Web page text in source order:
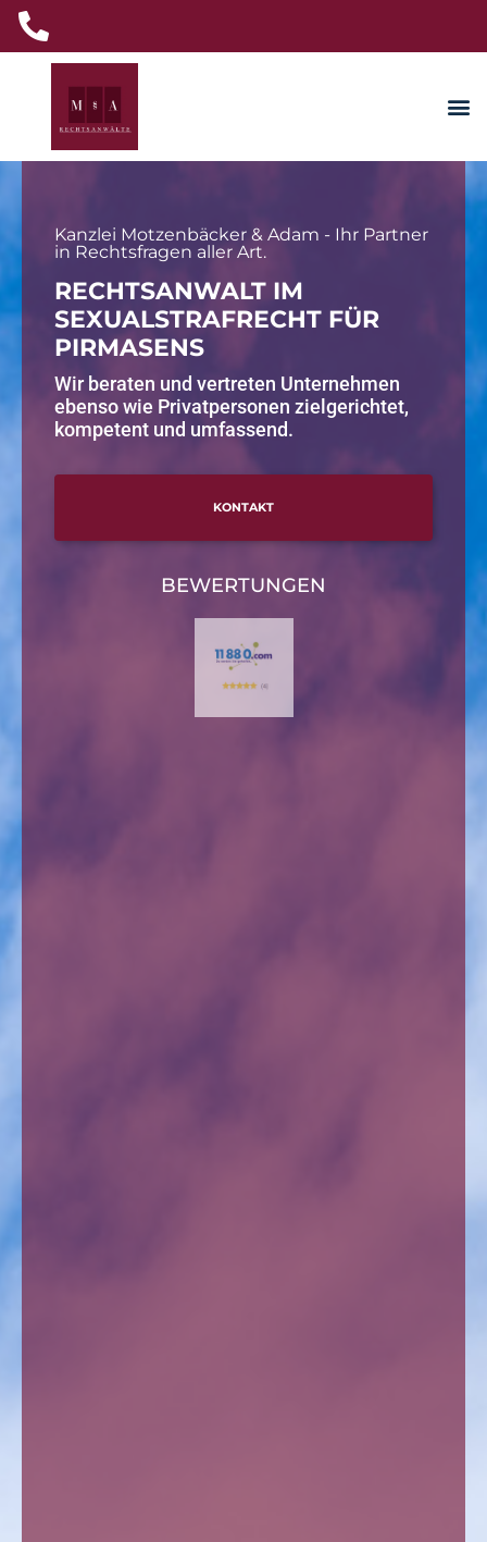
Kanzlei Motzenbäcker & Adam - Ihr Partner
in Rechtsfragen aller Art.
RECHTSANWALT IM
SEXUALSTRAFRECHT FÜR
PIRMASENS
Wir beraten und vertreten Unternehmen
ebenso wie Privatpersonen zielgerichtet,
kompetent und umfassend.
KONTAKT
BEWERTUNGEN